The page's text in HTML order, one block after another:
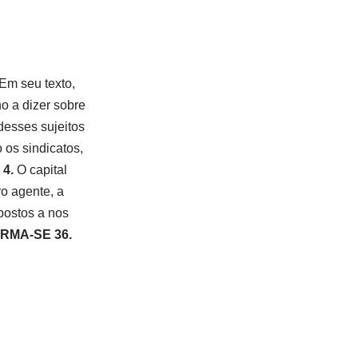
seu texto,
a dizer sobre
sujeitos
os sindicatos,
4. O capital
agente, a
a nos
SE 36.